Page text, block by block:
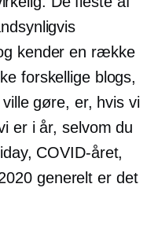
kender en række
forskellige blogs,
gøre, er, hvis vi
er i år, selvom du
COVID-året,
generelt er det